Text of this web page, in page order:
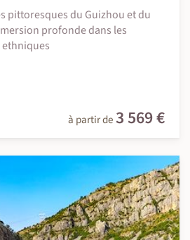
pittoresques du Guizhou et du
profonde dans les
à partir de 3 569 €